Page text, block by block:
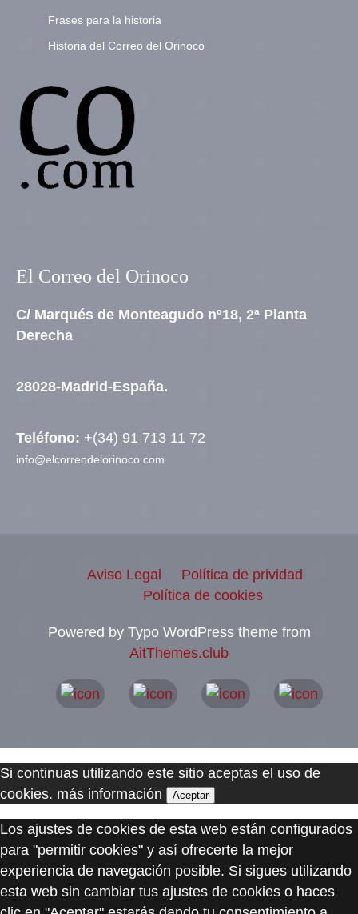
Frases para la historia
Historia del Correo del Orinoco
El Correo del Orinoco
C/ Marqués de Monteagudo nº18, 2ª Planta
Derecha
28028-Madrid-España.
Teléfono: +(34) 91 713 11 72
info@elcorreodelorinoco.com
Aviso Legal
Política de prividad
Política de cookies
Powered by Typo WordPress theme from
AitThemes.club
Si continuas utilizando este sitio aceptas el uso de
cookies. más información Aceptar
Los ajustes de cookies de esta web están configurados
para "permitir cookies" y así ofrecerte la mejor
experiencia de navegación posible. Si sigues utilizando
esta web sin cambiar tus ajustes de cookies o haces